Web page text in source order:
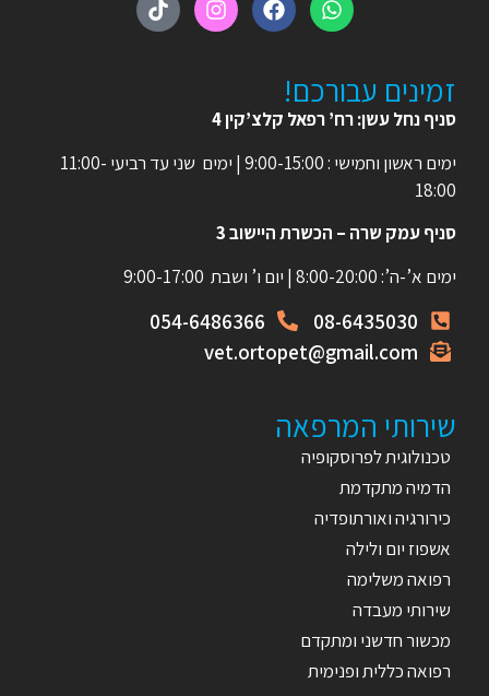
זמינים עבורכם!
סניף נחל עשן: רח’ רפאל קלצ’קין 4
ימים ראשון וחמישי : 9:00-15:00 | ימים שני עד רביעי 11:00-
18:00
סניף עמק שרה – הכשרת היישוב 3
ימים א’-ה’: 8:00-20:00 | יום ו’ ושבת 9:00-17:00
08-6435030
054-6486366
vet.ortopet@gmail.com
שירותי המרפאה
טכנולוגית לפרוסקופיה
הדמיה מתקדמת
כירורגיה ואורתופדיה
אשפוז יום ולילה
רפואה משלימה
שירותי מעבדה
מכשור חדשני ומתקדם
רפואה כללית ופנימית